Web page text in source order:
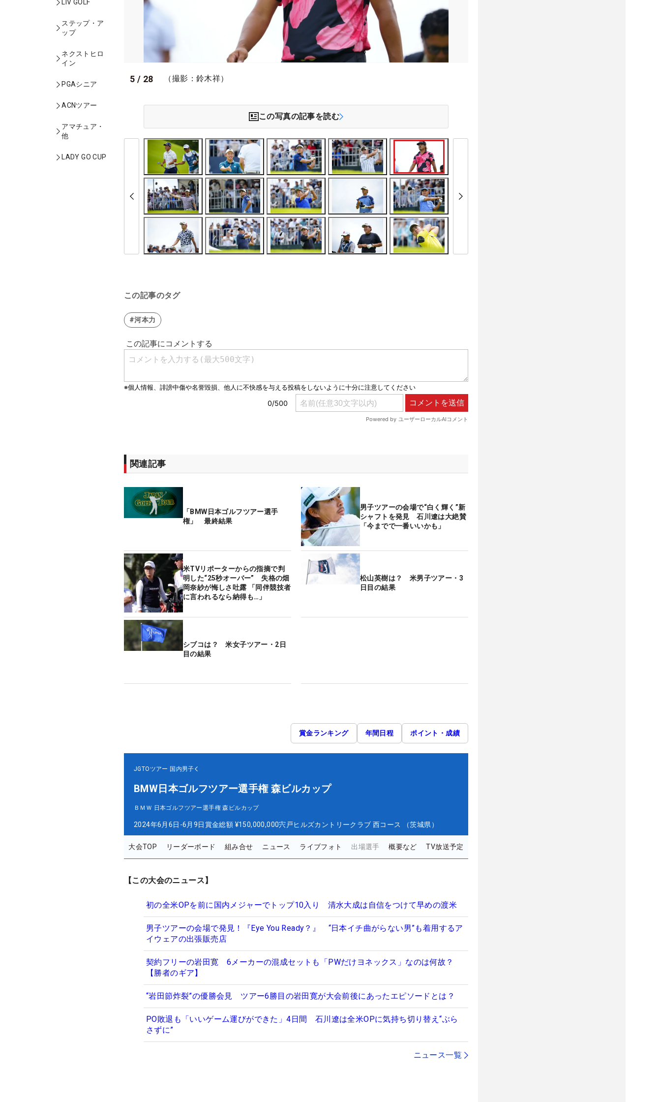
LIV GOLF
ステップ・ア
ップ
ネクストヒロ
イン
PGAシニア
ACNツアー
アマチュア・
他
LADY GO CUP
5 / 28 （撮影：鈴木祥）
この写真の記事を読む
この記事のタグ
#河本力
関連記事
「BMW日本ゴルフツアー選手
権」 最終結果
男子ツアーの会場で“白く輝く”新
シャフトを発見 石川遼は大絶賛
「今までで一番いいかも」
米TVリポーターからの指摘で判
明した“25秒オーバー” 失格の畑
岡奈紗が悔しさ吐露 「同伴競技者
に言われるなら納得も…」
松山英樹は？ 米男子ツアー・3
日目の結果
シブコは？ 米女子ツアー・2日
目の結果
賞金ランキング 年間日程 ポイント・成績
JGTOツアー 国内男子
BMW日本ゴルフツアー選手権 森ビルカップ
ＢＭＷ 日本ゴルフツアー選手権 森ビルカップ
2024年6月6日-6月9日賞金総額 ¥150,000,000宍戸ヒルズカントリークラブ 西コース （茨城県）
大会TOP リーダーボード 組み合せ ニュース ライブフォト 出場選手 概要など TV放送予定
【この大会のニュース】
初の全米OPを前に国内メジャーでトップ10入り 清水大成は自信をつけて早めの渡米
男子ツアーの会場で発見！『Eye You Ready？』 “日本イチ曲がらない男”も着用するア
イウェアの出張販売店
契約フリーの岩田寛 6メーカーの混成セットも「PWだけヨネックス」なのは何故？
【勝者のギア】
“岩田節炸裂”の優勝会見 ツアー6勝目の岩田寛が大会前後にあったエピソードとは？
PO敗退も「いいゲーム運びができた」4日間 石川遼は全米OPに気持ち切り替え“ぶら
さずに”
ニュース一覧